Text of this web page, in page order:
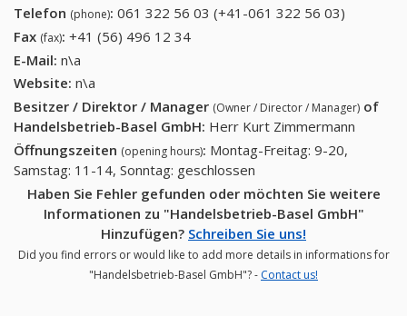
Telefon (phone): 061 322 56 03 (+41-061 322 56 03)
Fax (fax): +41 (56) 496 12 34
E-Mail: n\a
Website: n\a
Besitzer / Direktor / Manager (Owner / Director / Manager) of
Handelsbetrieb-Basel GmbH: Herr Kurt Zimmermann
Öffnungszeiten (opening hours): Montag-Freitag: 9-20,
Samstag: 11-14, Sonntag: geschlossen
Haben Sie Fehler gefunden oder möchten Sie weitere
Informationen zu "Handelsbetrieb-Basel GmbH"
Hinzufügen? Schreiben Sie uns!
Did you find errors or would like to add more details in informations for
"Handelsbetrieb-Basel GmbH"? - Contact us!